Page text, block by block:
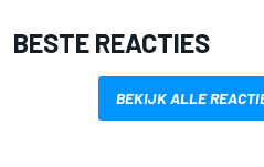
BESTE REACTIES
BEKIJK ALLE